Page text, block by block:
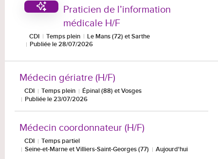
Praticien de l’information
médicale H/F
CDI Temps plein
Le Mans (72) et Sarthe
Publiée le 28/07/2026
Médecin gériatre (H/F)
CDI Temps plein
Épinal (88) et Vosges
Publiée le 23/07/2026
Médecin coordonnateur (H/F)
CDI
Temps partiel
Seine-et-Marne et Villiers-Saint-Georges (77)
Aujourd'hui